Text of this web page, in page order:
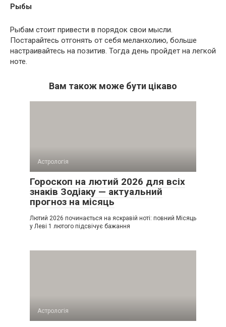
Рыбы
Рыбам стоит привести в порядок свои мысли.
Постарайтесь отгонять от себя меланхолию, больше
настраивайтесь на позитив. Тогда день пройдет на легкой
ноте.
Вам також може бути цікаво
Астрологія
Гороскоп на лютий 2026 для всіх
знаків Зодіаку — актуальний
прогноз на місяць
Лютий 2026 починається на яскравій ноті: повний Місяць
у Леві 1 лютого підсвічує бажання
Астрологія